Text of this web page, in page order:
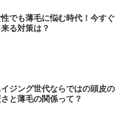
でも薄毛に悩む時代！今すぐ
る対策は？
イジング世代ならではの頭皮の
と薄毛の関係って？